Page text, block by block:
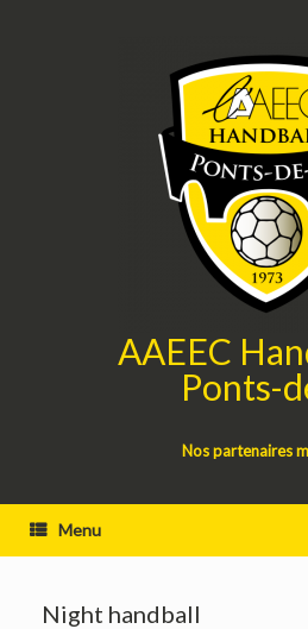
AAEEC
Ponts-
Nos partenaires
Menu
Night handball